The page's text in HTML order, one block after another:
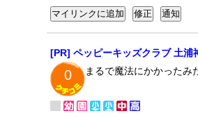
[PR] ペッピーキッズクラブ 土浦
0 まるで魔法にかかったみ